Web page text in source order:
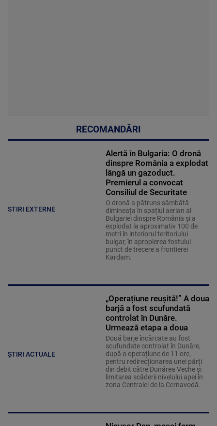
RECOMANDĂRI
STIRI EXTERNE
Alertă în Bulgaria: O dronă
dinspre România a explodat
lângă un gazoduct.
Premierul a convocat
Consiliul de Securitate
O dronă a pătruns sâmbătă
dimineața în spațiul aerian al
Bulgariei dinspre România și a
explodat la aproximativ 100 de
metri în interiorul teritoriului
bulgar, în apropierea fostului
punct de trecere a frontierei
Kardam.
ȘTIRI ACTUALE
„Operațiune reușită!” A doua
barjă a fost scufundată
controlat în Dunăre.
Urmează etapa a doua
Două barje încărcate au fost
scufundate controlat în Dunăre,
după o operațiune de 11 ore,
pentru redirecționarea unei părți
din debit către Dunărea Veche și
limitarea scăderii nivelului apei în
zona Centralei de la Cernavodă.